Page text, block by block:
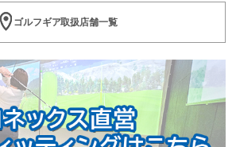
ゴルフギア取扱店舗一覧